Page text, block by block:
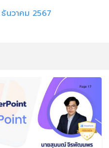
ธันวาคม 2567